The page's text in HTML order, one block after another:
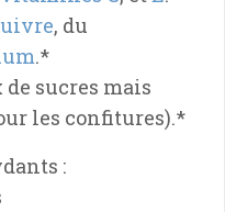
, du
.*
sucres mais
les confitures).*
: